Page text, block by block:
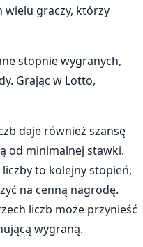
wielu graczy, którzy
stopnie wygranych,
Grając w Lotto,
daje również szansę
od minimalnej stawki.
to kolejny stopień,
na cenną nagrodę.
liczb może przynieść
wygraną.